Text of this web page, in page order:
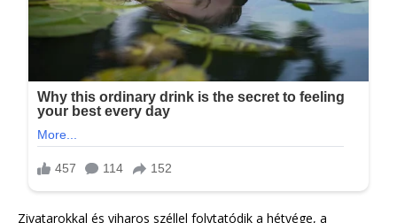
Zivatarokkal és viharos széllel folytatódik a hétvége, a